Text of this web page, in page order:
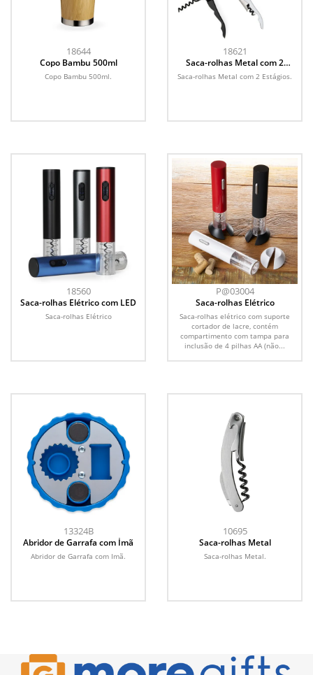
18644
Copo Bambu 500ml
Copo Bambu 500ml.
18621
Saca-rolhas Metal com 2
Estágios
Saca-rolhas Metal com 2 Estágios.
18560
Saca-rolhas Elétrico com LED
Saca-rolhas Elétrico
P@03004
Saca-rolhas Elétrico
Saca-rolhas elétrico com suporte
cortador de lacre, contém
compartimento com tampa para
inclusão de 4 pilhas AA (não...
13324B
Abridor de Garrafa com Ímã
Abridor de Garrafa com Imã.
10695
Saca-rolhas Metal
Saca-rolhas Metal.